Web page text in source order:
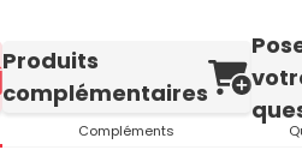
Produits
complémentaires
Compléments